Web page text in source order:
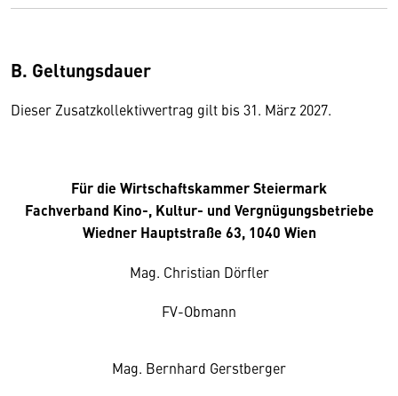
B. Geltungsdauer
Dieser Zusatzkollektivvertrag gilt bis 31. März 2027.
Für die Wirtschaftskammer Steiermark
Fachverband Kino-, Kultur- und Vergnügungsbetriebe
Wiedner Hauptstraße 63, 1040 Wien
Mag. Christian Dörfler
FV-Obmann
Mag. Bernhard Gerstberger